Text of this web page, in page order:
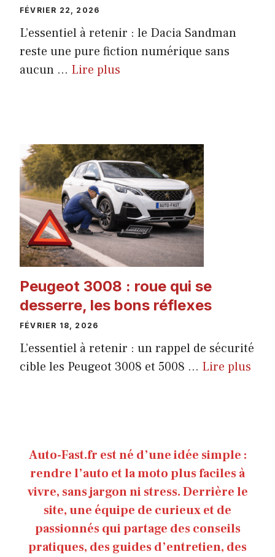
FÉVRIER 22, 2026
L’essentiel à retenir : le Dacia Sandman
reste une pure fiction numérique sans
aucun ... Lire plus
Peugeot 3008 : roue qui se
desserre, les bons réflexes
FÉVRIER 18, 2026
L’essentiel à retenir : un rappel de sécurité
cible les Peugeot 3008 et 5008 ... Lire plus
Auto-Fast.fr est né d’une idée simple :
rendre l’auto et la moto plus faciles à
vivre, sans jargon ni stress. Derrière le
site, une équipe de curieux et de
passionnés qui partage des conseils
pratiques, des guides d’entretien, des